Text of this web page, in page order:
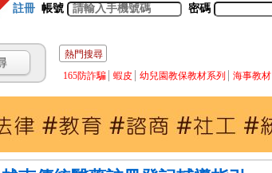
註冊 帳號 密碼
熱門搜尋
165防詐騙
蝦皮 幼兒園教保教材系列 海事教材